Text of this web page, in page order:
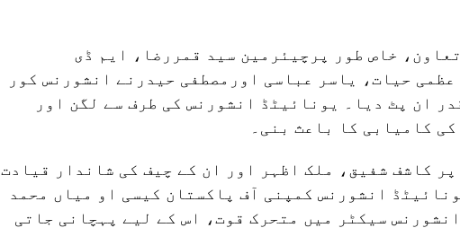
خاص طور پرچیئرمین سید قمررضا، ایم ڈی
حیات، یاسر عباسی اورمصطفی حیدرنے انشورنس کور
ان پٹ دیا۔ یونائیٹڈ انشورنس کی طرف سے لگن اور
کامیابی کا باعث بنی۔
کاشف شفیق، ملک اظہر اور ان کے چیف کی شاندار قیادت
انشورنس کمپنی آف پاکستان کیسی او میاں محمد
سیکٹر میں متحرک قوت، اس کے لیے پہچانی جاتی